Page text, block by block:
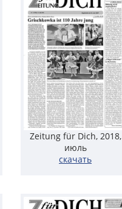
Zeitung für Dich, 2018,
июль
скачать